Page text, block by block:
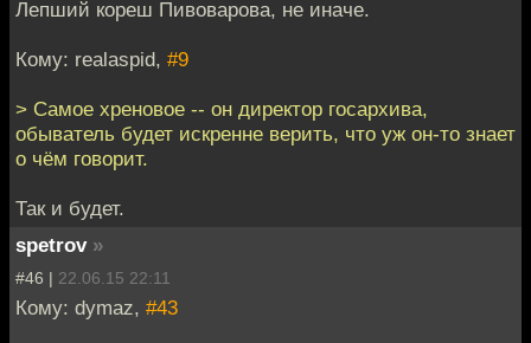
Лепший кореш Пивоварова, не иначе.
Кому: realaspid, #9
> Самое хреновое -- он директор госархива,
обыватель будет искренне верить, что уж он-то знает
о чём говорит.
Так и будет.
spetrov »
#46 | 22.06.15 22:11
Кому: dymaz, #43